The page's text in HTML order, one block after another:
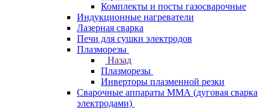
Комплекты и посты газосварочные
Индукционные нагреватели
Лазерная сварка
Печи для сушки электродов
Плазморезы
Назад
Плазморезы
Инверторы плазменной резки
Сварочные аппараты ММА (дуговая сварка
электродами)